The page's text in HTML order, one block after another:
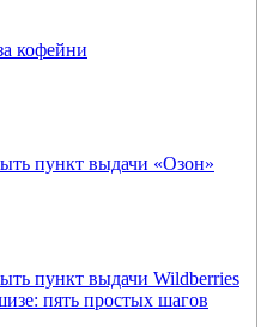
кофейни
пункт выдачи «Озон»
пункт выдачи Wildberries
пять простых шагов